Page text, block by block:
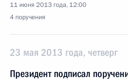
11 июня 2013 года, 12:00
4 поручения
23 мая 2013 года, четверг
Президент подписал